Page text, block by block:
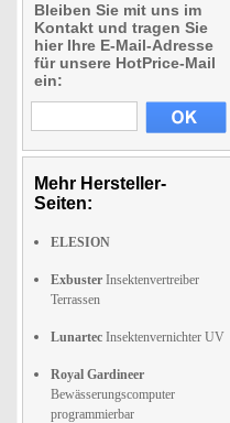
Bleiben Sie mit uns im
Kontakt und tragen Sie
hier Ihre E-Mail-Adresse
für unsere HotPrice-Mail
ein:
Mehr Hersteller-
Seiten:
ELESION
Exbuster Insektenvertreiber
Terrassen
Lunartec Insektenvernichter UV
Royal Gardineer
Bewässerungscomputer
programmierbar